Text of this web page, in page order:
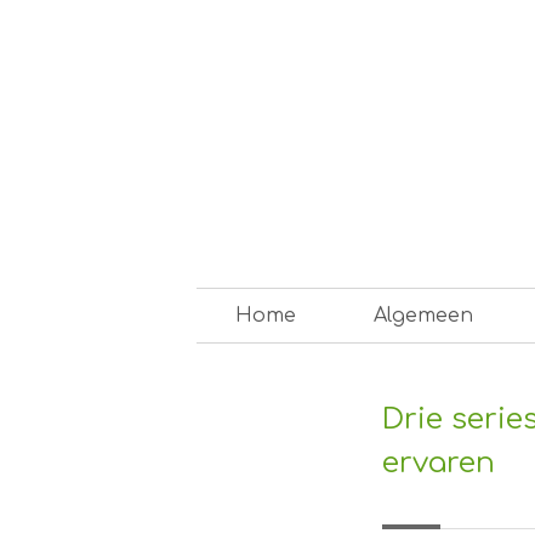
Home Algemeen
Drie
ervaren